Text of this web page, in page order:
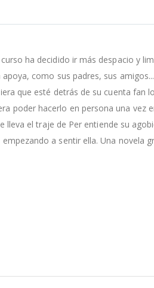
ha decidido ir más despacio y
como sus padres, sus
que esté detrás de su cuenta fan
poder hacerlo en persona una vez
el traje de Per entiende su
a sentir ella. Una novela